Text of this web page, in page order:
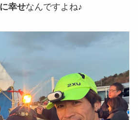
幸せなんですよね♪